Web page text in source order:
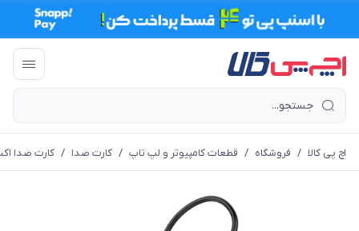
اچ پی کالا / فروشگاه / قطعات کامپیوتر و لپ تاپ / کارت صدا / کارت صدا